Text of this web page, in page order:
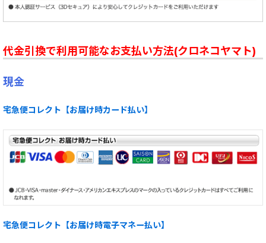
代金引換で利用可能なお支払い方法(クロネコヤマト)
現金
宅急便コレクト【お届け時カード払い】
宅急便コレクト【お届け時電子マネー払い】